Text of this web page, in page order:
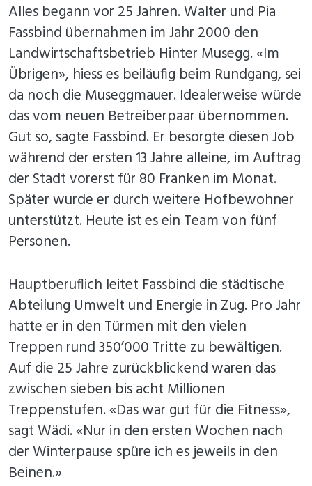
Alles begann vor 25 Jahren. Walter und Pia
Fassbind übernahmen im Jahr 2000 den
Landwirtschaftsbetrieb Hinter Musegg. «Im
Übrigen», hiess es beiläufig beim Rundgang, sei
da noch die Museggmauer. Idealerweise würde
das vom neuen Betreiberpaar übernommen.
Gut so, sagte Fassbind. Er besorgte diesen Job
während der ersten 13 Jahre alleine, im Auftrag
der Stadt vorerst für 80 Franken im Monat.
Später wurde er durch weitere Hofbewohner
unterstützt. Heute ist es ein Team von fünf
Personen.
Hauptberuflich leitet Fassbind die städtische
Abteilung Umwelt und Energie in Zug. Pro Jahr
hatte er in den Türmen mit den vielen
Treppen rund 350’000 Tritte zu bewältigen.
Auf die 25 Jahre zurückblickend waren das
zwischen sieben bis acht Millionen
Treppenstufen. «Das war gut für die Fitness»,
sagt Wädi. «Nur in den ersten Wochen nach
der Winterpause spüre ich es jeweils in den
Beinen.»